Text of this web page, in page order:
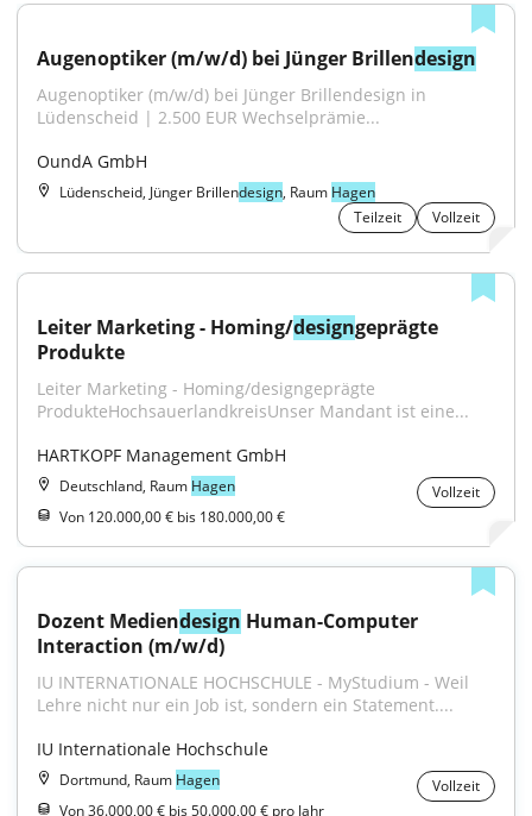
Augenoptiker (m/w/d) bei Jünger Brillendesign
Augenoptiker (m/w/d) bei Jünger Brillendesign in
Lüdenscheid | 2.500 EUR Wechselprämie...
OundA GmbH
Lüdenscheid, Jünger Brillendesign, Raum Hagen
Teilzeit
Vollzeit
Leiter Marketing - Homing/designgeprägte
Produkte
Leiter Marketing - Homing/designgeprägte
ProdukteHochsauerlandkreisUnser Mandant ist eine...
HARTKOPF Management GmbH
Deutschland, Raum Hagen
Vollzeit
Von 120.000,00 € bis 180.000,00 €
Dozent Mediendesign Human-Computer
Interaction (m/w/d)
IU INTERNATIONALE HOCHSCHULE - MyStudium - Weil
Lehre nicht nur ein Job ist, sondern ein Statement....
IU Internationale Hochschule
Dortmund, Raum Hagen
Vollzeit
Von 36.000,00 € bis 50.000,00 € pro Jahr